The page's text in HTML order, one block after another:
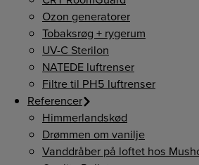
Ozon generatorer
Tobaksrøg + rygerum
UV-C Sterilon
NATEDE luftrenser
Filtre til PH5 luftrenser
Referencer
Himmerlandskød
Drømmen om vanilje
Vanddråber på loftet hos